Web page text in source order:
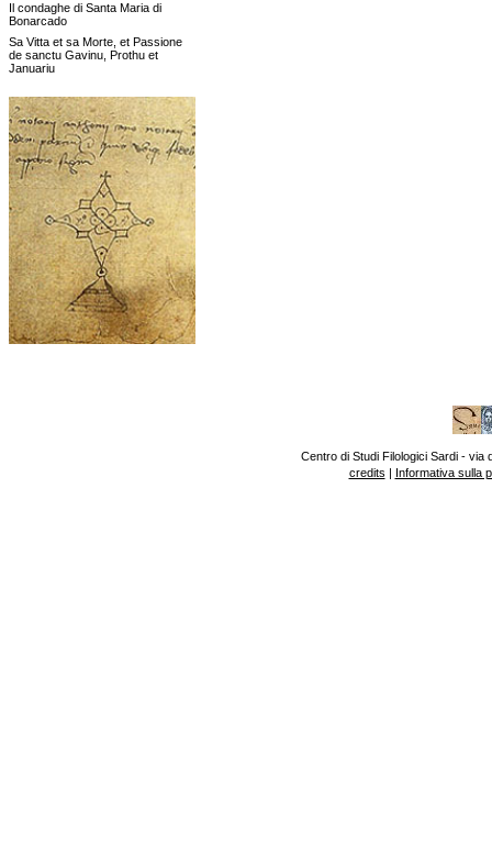
Il condaghe di Santa Maria di
Bonarcado
Sa Vitta et sa Morte, et Passione
de sanctu Gavinu, Prothu et
Januariu
Centro di Studi Filologici Sardi - via
credits | Informativa sulla